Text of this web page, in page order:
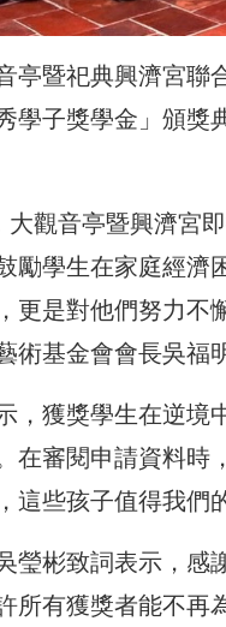
亭暨祀典興濟宮聯
學子獎學金」頒獎
大觀音亭暨興濟宮
勵學生在家庭經濟
更是對他們努力不
術基金會會長吳福
，獲獎學生在逆境
在審閱申請資料時
這些孩子值得我們
瑩彬致詞表示，感
所有獲獎者能不再